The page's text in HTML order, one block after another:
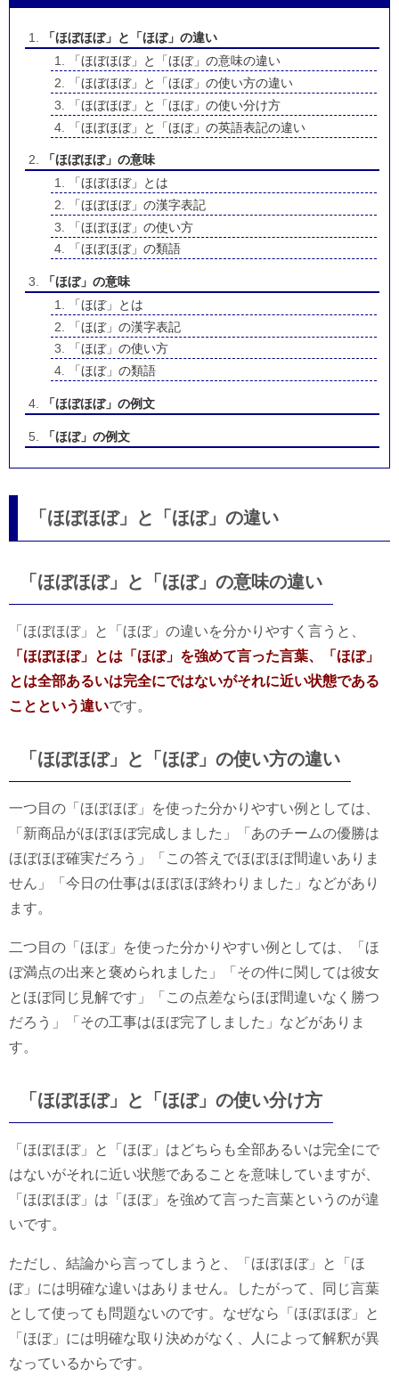
「ほぼほぼ」と「ほぼ」の違い
「ほぼほぼ」と「ほぼ」の意味の違い
「ほぼほぼ」と「ほぼ」の使い方の違い
「ほぼほぼ」と「ほぼ」の使い分け方
「ほぼほぼ」と「ほぼ」の英語表記の違い
「ほぼほぼ」の意味
「ほぼほぼ」とは
「ほぼほぼ」の漢字表記
「ほぼほぼ」の使い方
「ほぼほぼ」の類語
「ほぼ」の意味
「ほぼ」とは
「ほぼ」の漢字表記
「ほぼ」の使い方
「ほぼ」の類語
「ほぼほぼ」の例文
「ほぼ」の例文
「ほぼほぼ」と「ほぼ」の違い
「ほぼほぼ」と「ほぼ」の意味の違い
「ほぼほぼ」と「ほぼ」の違いを分かりやすく言うと、
「ほぼほぼ」とは「ほぼ」を強めて言った言葉、「ほぼ」
とは全部あるいは完全にではないがそれに近い状態である
ことという違いです。
「ほぼほぼ」と「ほぼ」の使い方の違い
一つ目の「ほぼほぼ」を使った分かりやすい例としては、
「新商品がほぼほぼ完成しました」「あのチームの優勝は
ほぼほぼ確実だろう」「この答えでほぼほぼ間違いありま
せん」「今日の仕事はほぼほぼ終わりました」などがあり
ます。
二つ目の「ほぼ」を使った分かりやすい例としては、「ほ
ぼ満点の出来と褒められました」「その件に関しては彼女
とほぼ同じ見解です」「この点差ならほぼ間違いなく勝つ
だろう」「その工事はほぼ完了しました」などがありま
す。
「ほぼほぼ」と「ほぼ」の使い分け方
「ほぼほぼ」と「ほぼ」はどちらも全部あるいは完全にで
はないがそれに近い状態であることを意味していますが、
「ほぼほぼ」は「ほぼ」を強めて言った言葉というのが違
いです。
ただし、結論から言ってしまうと、「ほぼほぼ」と「ほ
ぼ」には明確な違いはありません。したがって、同じ言葉
として使っても問題ないのです。なぜなら「ほぼほぼ」と
「ほぼ」には明確な取り決めがなく、人によって解釈が異
なっているからです。